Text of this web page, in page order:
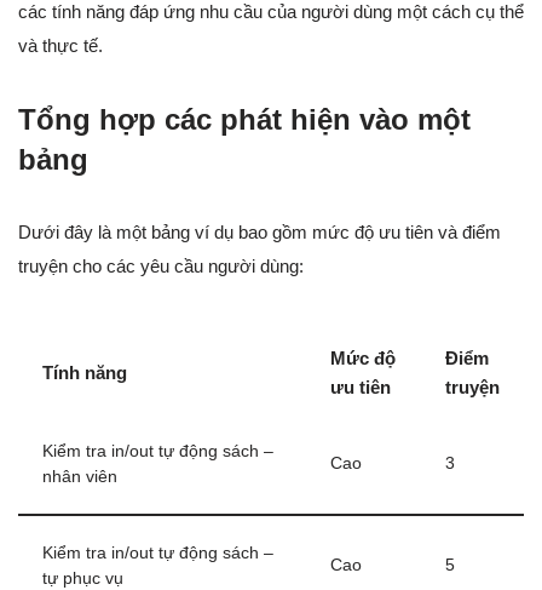
các tính năng đáp ứng nhu cầu của người dùng một cách cụ thể
và thực tế.
Tổng hợp các phát hiện vào một
bảng
Dưới đây là một bảng ví dụ bao gồm mức độ ưu tiên và điểm
truyện cho các yêu cầu người dùng:
Tính năng
Mức độ
ưu tiên
Điểm
truyện
Kiểm tra in/out tự động sách –
nhân viên
Cao 3
Kiểm tra in/out tự động sách –
tự phục vụ
Cao 5